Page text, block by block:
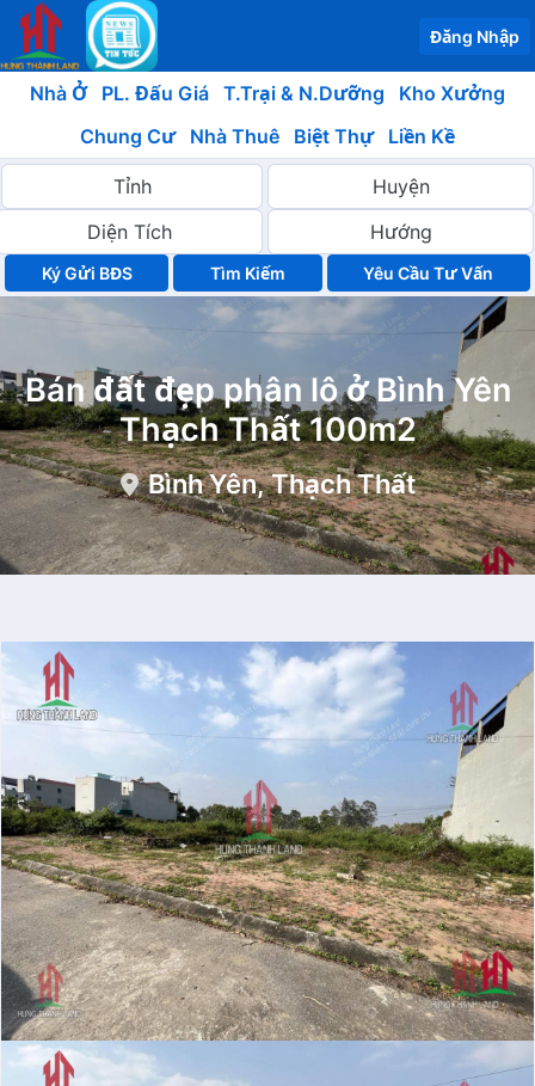
Đăng Nhập
Nhà Ở PL. Đấu Giá T.Trại & N.Dưỡng
Kho Xưởng
Chung Cư
Nhà Thuê Biệt Thự Liền Kề
Ký Gửi BĐS Yêu Cầu Tư Vấn
Bán đất đẹp phân lô ở Bình Yên
Thạch Thất 100m2
Bình Yên, Thạch Thất